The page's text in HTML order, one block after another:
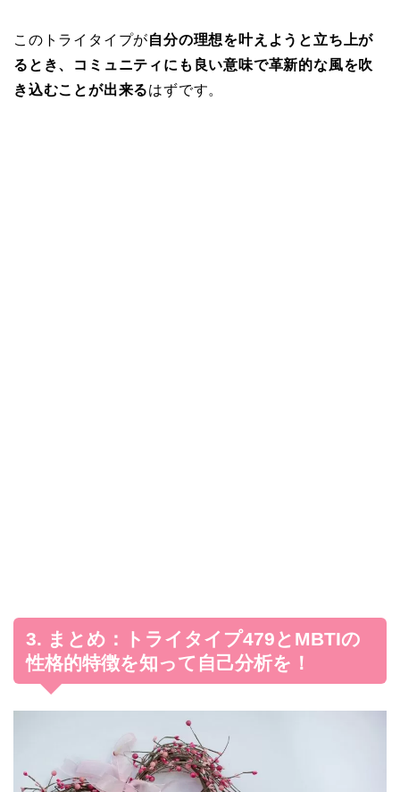
このトライタイプが自分の理想を叶えようと立ち上が
るとき、コミュニティにも良い意味で革新的な風を吹
き込むことが出来るはずです。
3. まとめ：トライタイプ479とMBTIの
性格的特徴を知って自己分析を！